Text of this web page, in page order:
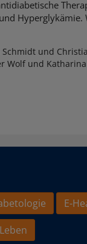
Hyperglykämie.
und
Wolf und Katharina
E-